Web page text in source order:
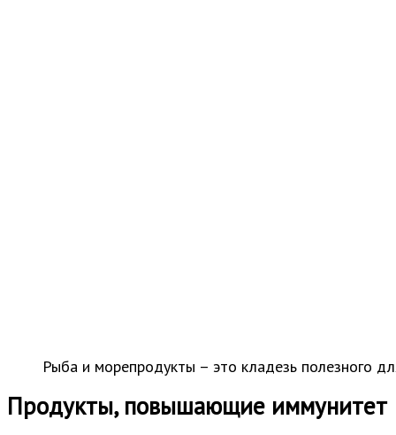
Рыба и морепродукты – это кладезь полезного
Продукты, повышающие иммунитет